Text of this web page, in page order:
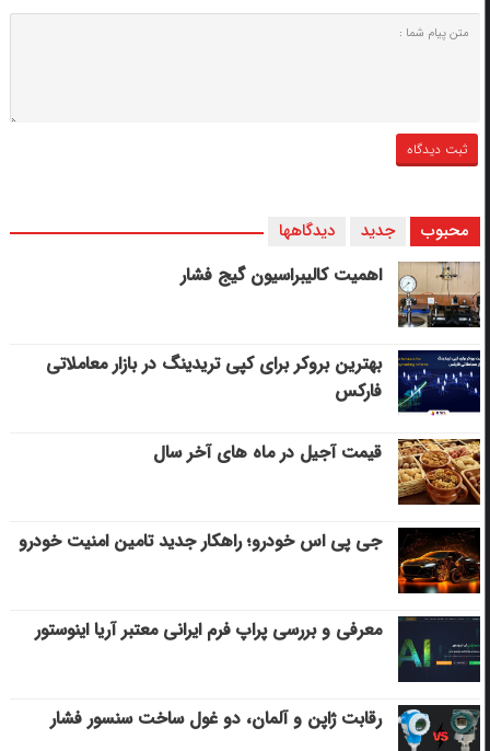
محبوب جدید دیدگاهها
اهمیت کالیبراسیون گیج فشار
بهترین بروکر برای کپی‌ تریدینگ در بازار معاملاتی
فارکس
قیمت آجیل در ماه های آخر سال
جی پی اس خودرو؛ راهکار جدید تامین امنیت خودرو
معرفی و بررسی پراپ فرم ایرانی معتبر آریا اینوستور
رقابت ژاپن و آلمان، دو غول ساخت سنسور فشار